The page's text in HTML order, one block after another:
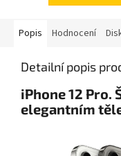
Popis Hodnocení
Detailní popis
iPhone 12 Pro.
elegantním